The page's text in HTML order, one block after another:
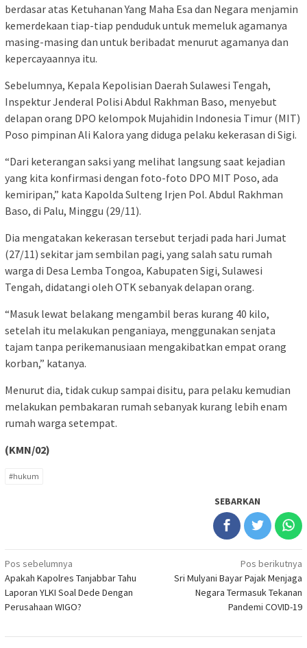
berdasar atas Ketuhanan Yang Maha Esa dan Negara menjamin
kemerdekaan tiap-tiap penduduk untuk memeluk agamanya
masing-masing dan untuk beribadat menurut agamanya dan
kepercayaannya itu.
Sebelumnya, Kepala Kepolisian Daerah Sulawesi Tengah,
Inspektur Jenderal Polisi Abdul Rakhman Baso, menyebut
delapan orang DPO kelompok Mujahidin Indonesia Timur (MIT)
Poso pimpinan Ali Kalora yang diduga pelaku kekerasan di Sigi.
“Dari keterangan saksi yang melihat langsung saat kejadian
yang kita konfirmasi dengan foto-foto DPO MIT Poso, ada
kemiripan,” kata Kapolda Sulteng Irjen Pol. Abdul Rakhman
Baso, di Palu, Minggu (29/11).
Dia mengatakan kekerasan tersebut terjadi pada hari Jumat
(27/11) sekitar jam sembilan pagi, yang salah satu rumah
warga di Desa Lemba Tongoa, Kabupaten Sigi, Sulawesi
Tengah, didatangi oleh OTK sebanyak delapan orang.
“Masuk lewat belakang mengambil beras kurang 40 kilo,
setelah itu melakukan penganiaya, menggunakan senjata
tajam tanpa perikemanusiaan mengakibatkan empat orang
korban,” katanya.
Menurut dia, tidak cukup sampai disitu, para pelaku kemudian
melakukan pembakaran rumah sebanyak kurang lebih enam
rumah warga setempat.
(KMN/02)
#hukum
SEBARKAN
Navigasi
pos
Pos sebelumnya
Apakah Kapolres Tanjabbar Tahu
Laporan YLKI Soal Dede Dengan
Perusahaan WIGO?
Pos berikutnya
Sri Mulyani Bayar Pajak Menjaga
Negara Termasuk Tekanan
Pandemi COVID-19